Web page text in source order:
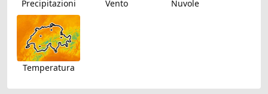
Precipitazioni Vento Nuvole
Temperatura